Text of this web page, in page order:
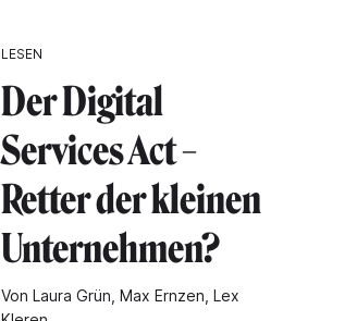
LESEN
Der Digital
Services Act –
Retter der kleinen
Unternehmen?
Von Laura Grün, Max Ernzen, Lex